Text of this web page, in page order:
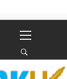
меню
қоғамдық-